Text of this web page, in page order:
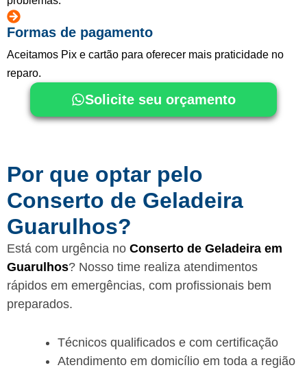
Formas de pagamento
Aceitamos Pix e cartão para oferecer mais praticidade no
reparo.
Solicite seu orçamento
Por que optar pelo
Conserto de Geladeira
Guarulhos?
Está com urgência no Conserto de Geladeira em
Guarulhos? Nosso time realiza atendimentos
rápidos em emergências, com profissionais bem
preparados.
Técnicos qualificados e com certificação
Atendimento em domicílio em toda a região